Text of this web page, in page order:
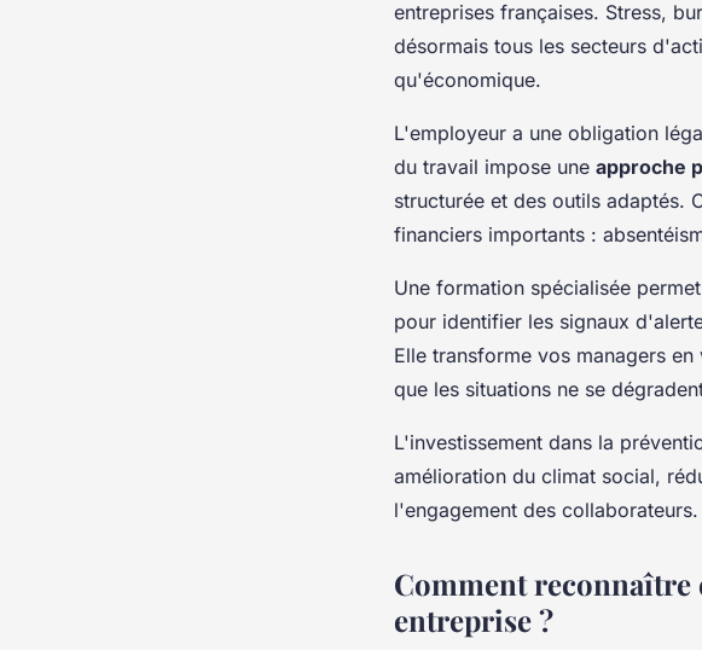
entreprises françaises. Stress,
désormais tous les secteurs
qu'économique.
L'employeur a une obligation
du travail impose une approche
structurée et des outils adaptés.
financiers importants :
Une formation spécialisée
pour identifier les signaux
Elle transforme vos managers
que les situations ne se
L'investissement dans la
amélioration du climat social,
l'engagement des collaborateurs.
Comment reconnaître
entreprise ?